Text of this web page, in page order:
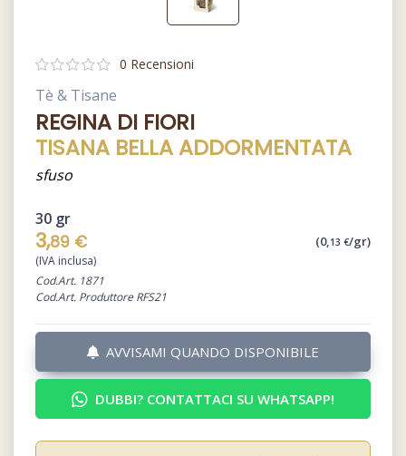
0 Recensioni
Tè & Tisane
REGINA DI FIORI
TISANA BELLA ADDORMENTATA
sfuso
30 gr
3,89 € (0,13 €/gr)
(IVA inclusa)
Cod.Art. 1871
Cod.Art. Produttore RFS21
AVVISAMI QUANDO DISPONIBILE
DUBBI? CONTATTACI SU WHATSAPP!